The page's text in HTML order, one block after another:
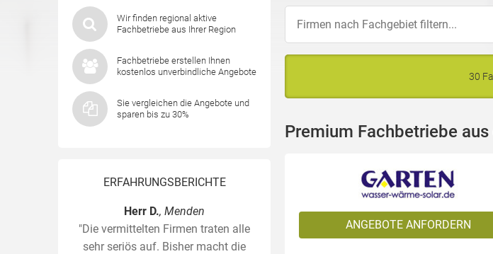
Wir finden regional aktive
Fachbetriebe aus Ihrer Region
Fachbetriebe erstellen Ihnen
kostenlos unverbindliche Angebote
Sie vergleichen die Angebote und
sparen bis zu 30%
ERFAHRUNGSBERICHTE
Herr D., Menden
"Die vermittelten Firmen traten alle
sehr seriös auf. Bisher macht die
30
Premium Fachbetriebe
ANGEBOTE ANFORDERN